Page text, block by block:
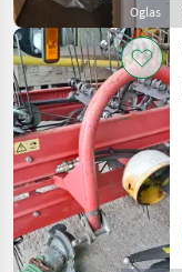
Oglas